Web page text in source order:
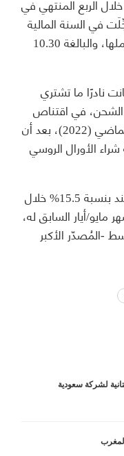
الربع المنتهي في
التي سُجِّلَت في السنة المالية
المنتهية في 31 مارس/آذار 2022 بأكملها، والبالغة 10.30
نادرًا ما تشتري
الشحن، في اقتناص
خام موسكو منذ نهاية فبراير/شباط الماضي (2022)، بعد أن
الأورال الروسي
وزادت شحنات النفط الروسي إلى الهند بنسبة 15.5% خلال
مايو/أيار السابق له،
-المُصدّر الأكبر
لشركة سعودية